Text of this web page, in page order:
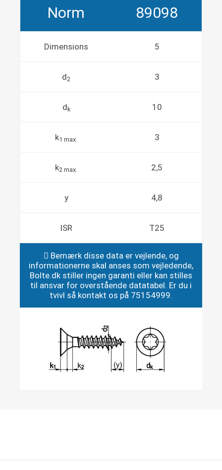
Norm 89098
Dimensions 5
d2 3
d k 10
k1 max. 3
k2 max. 2,5
y 4,8
ISR T25
Bemærk disse data er vejlende, og
informationerne skal anses som vejledende,
Bolte.dk stiller ingen garanti eller kan stilles
til ansvar for overstående datatabel. Er du i
tvivl så kontakt os på 75154999.